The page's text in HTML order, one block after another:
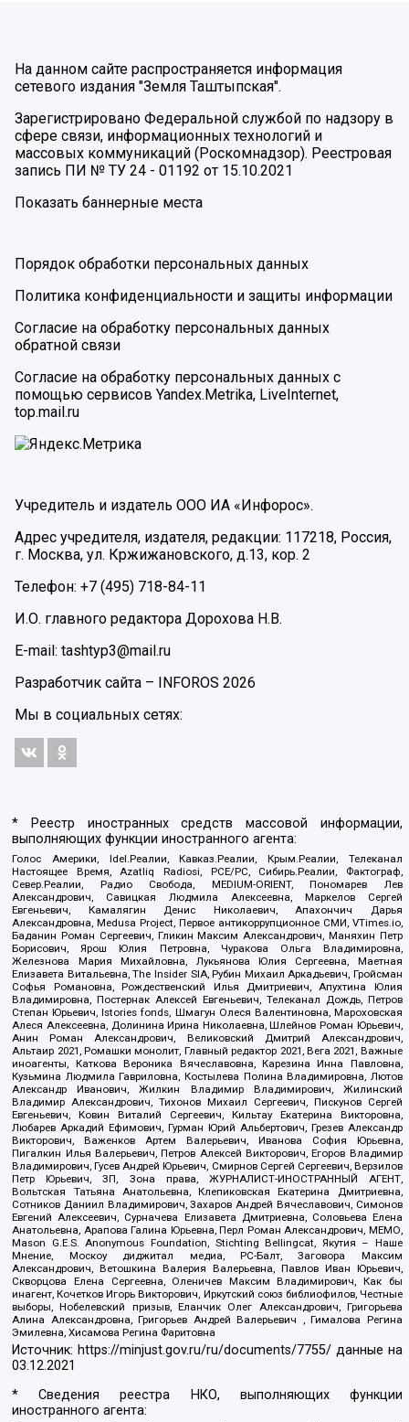
На данном сайте распространяется информация
сетевого издания "Земля Таштыпская".
Зарегистрировано Федеральной службой по надзору в
сфере связи, информационных технологий и
массовых коммуникаций (Роскомнадзор). Реестровая
запись ПИ № ТУ 24 - 01192 от 15.10.2021
Показать баннерные места
Порядок обработки персональных данных
Политика конфиденциальности и защиты информации
Согласие на обработку персональных данных
обратной связи
Согласие на обработку персональных данных с
помощью сервисов Yandex.Metrika, LiveInternet,
top.mail.ru
Учредитель и издатель ООО ИА «Инфорос».
Адрес учредителя, издателя, редакции: 117218, Россия,
г. Москва, ул. Кржижановского, д.13, кор. 2
Телефон: +7 (495) 718-84-11
И.О. главного редактора Дорохова Н.В.
E-mail: tashtyp3@mail.ru
Разработчик сайта – INFOROS 2026
Мы в социальных сетях:
* Реестр иностранных средств массовой информации,
выполняющих функции иностранного агента:
Голос Америки, Idel.Реалии, Кавказ.Реалии, Крым.Реалии, Телеканал
Настоящее Время, Azatliq Radiosi, PCE/PC, Сибирь.Реалии, Фактограф,
Север.Реалии, Радио Свобода, MEDIUM-ORIENT, Пономарев Лев
Александрович, Савицкая Людмила Алексеевна, Маркелов Сергей
Евгеньевич, Камалягин Денис Николаевич, Апахончич Дарья
Александровна, Medusa Project, Первое антикоррупционное СМИ, VTimes.io,
Баданин Роман Сергеевич, Гликин Максим Александрович, Маняхин Петр
Борисович, Ярош Юлия Петровна, Чуракова Ольга Владимировна,
Железнова Мария Михайловна, Лукьянова Юлия Сергеевна, Маетная
Елизавета Витальевна, The Insider SIA, Рубин Михаил Аркадьевич, Гройсман
Софья Романовна, Рождественский Илья Дмитриевич, Апухтина Юлия
Владимировна, Постернак Алексей Евгеньевич, Телеканал Дождь, Петров
Степан Юрьевич, Istories fonds, Шмагун Олеся Валентиновна, Мароховская
Алеся Алексеевна, Долинина Ирина Николаевна, Шлейнов Роман Юрьевич,
Анин Роман Александрович, Великовский Дмитрий Александрович,
Альтаир 2021, Ромашки монолит, Главный редактор 2021, Вега 2021, Важные
иноагенты, Каткова Вероника Вячеславовна, Карезина Инна Павловна,
Кузьмина Людмила Гавриловна, Костылева Полина Владимировна, Лютов
Александр Иванович, Жилкин Владимир Владимирович, Жилинский
Владимир Александрович, Тихонов Михаил Сергеевич, Пискунов Сергей
Евгеньевич, Ковин Виталий Сергеевич, Кильтау Екатерина Викторовна,
Любарев Аркадий Ефимович, Гурман Юрий Альбертович, Грезев Александр
Викторович, Важенков Артем Валерьевич, Иванова София Юрьевна,
Пигалкин Илья Валерьевич, Петров Алексей Викторович, Егоров Владимир
Владимирович, Гусев Андрей Юрьевич, Смирнов Сергей Сергеевич, Верзилов
Петр Юрьевич, ЗП, Зона права, ЖУРНАЛИСТ-ИНОСТРАННЫЙ АГЕНТ,
Вольтская Татьяна Анатольевна, Клепиковская Екатерина Дмитриевна,
Сотников Даниил Владимирович, Захаров Андрей Вячеславович, Симонов
Евгений Алексеевич, Сурначева Елизавета Дмитриевна, Соловьева Елена
Анатольевна, Арапова Галина Юрьевна, Перл Роман Александрович, МЕМО,
Mason G.E.S. Anonymous Foundation, Stichting Bellingcat, Якутия – Наше
Мнение, Москоу диджитал медиа, РС-Балт, Заговора Максим
Александрович, Ветошкина Валерия Валерьевна, Павлов Иван Юрьевич,
Скворцова Елена Сергеевна, Оленичев Максим Владимирович, Как бы
инагент, Кочетков Игорь Викторович, Иркутский союз библиофилов, Честные
выборы, Нобелевский призыв, Еланчик Олег Александрович, Григорьева
Алина Александровна, Григорьев Андрей Валерьевич , Гималова Регина
Эмилевна, Хисамова Регина Фаритовна
Источник: https://minjust.gov.ru/ru/documents/7755/ данные на
03.12.2021
* Сведения реестра НКО, выполняющих функции
иностранного агента: